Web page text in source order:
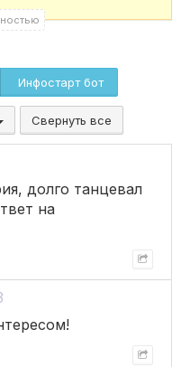
Инфостарт бот
Свернуть все
долго танцевал
на